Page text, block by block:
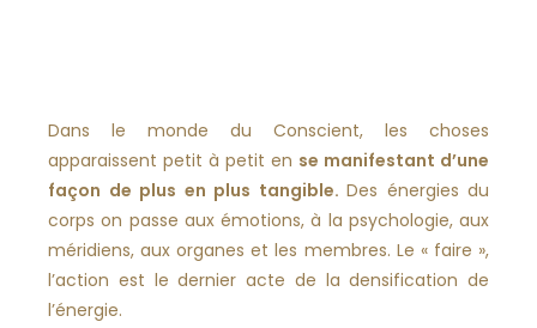
Dans le monde du Conscient, les choses
apparaissent petit à petit en se manifestant d’une
façon de plus en plus tangible. Des énergies du
corps on passe aux émotions, à la psychologie, aux
méridiens, aux organes et les membres. Le « faire »,
l’action est le dernier acte de la densification de
l’énergie.